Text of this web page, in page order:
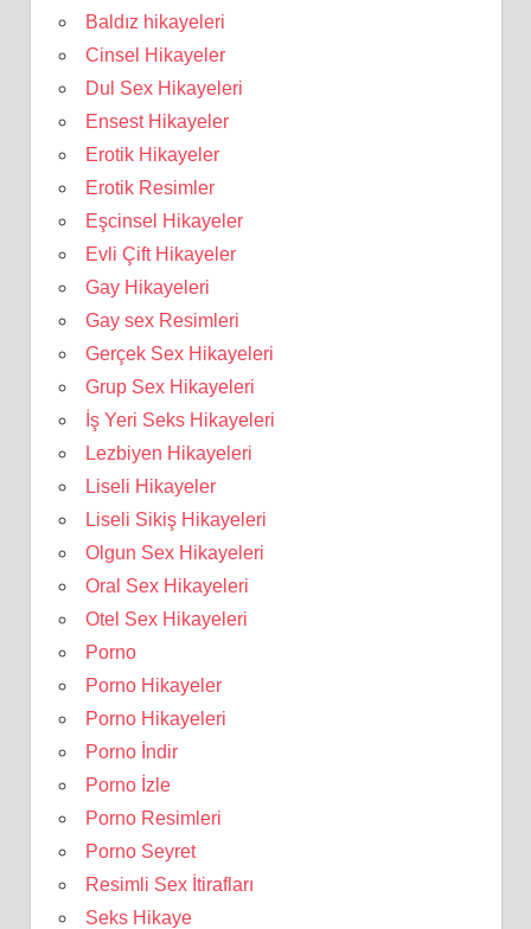
Baldız hikayeleri
Cinsel Hikayeler
Dul Sex Hikayeleri
Ensest Hikayeler
Erotik Hikayeler
Erotik Resimler
Eşcinsel Hikayeler
Evli Çift Hikayeler
Gay Hikayeleri
Gay sex Resimleri
Gerçek Sex Hikayeleri
Grup Sex Hikayeleri
İş Yeri Seks Hikayeleri
Lezbiyen Hikayeleri
Liseli Hikayeler
Liseli Sikiş Hikayeleri
Olgun Sex Hikayeleri
Oral Sex Hikayeleri
Otel Sex Hikayeleri
Porno
Porno Hikayeler
Porno Hikayeleri
Porno İndir
Porno İzle
Porno Resimleri
Porno Seyret
Resimli Sex İtirafları
Seks Hikaye